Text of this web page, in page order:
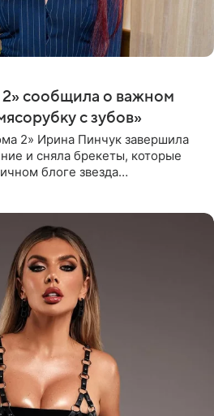
сообщила о важном
с зубов»
2» Ирина Пинчук завершила
и сняла брекеты, которые
блоге звезда